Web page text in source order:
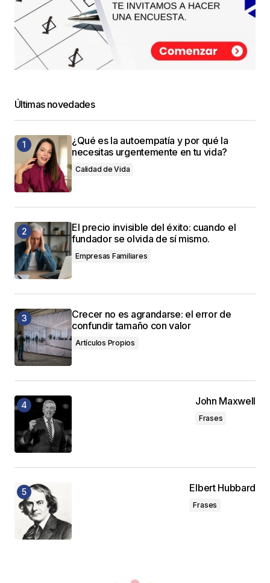
Últimas novedades
¿Qué es la autoempatía y por qué la
necesitas urgentemente en tu vida?
Calidad de Vida
El precio invisible del éxito: cuando el
fundador se olvida de sí mismo.
Empresas Familiares
Crecer no es agrandarse: el error de
confundir tamaño con valor
Artículos Propios
John Maxwell
Frases
Elbert Hubbard
Frases